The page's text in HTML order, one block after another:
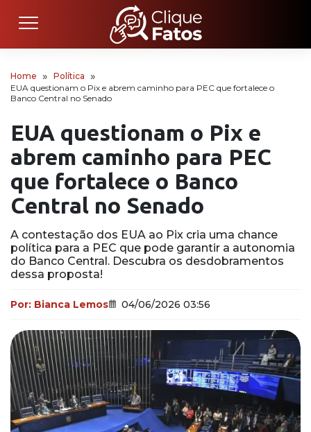
Home
Política
EUA questionam o Pix e abrem caminho para PEC que fortalece o
Banco Central no Senado
EUA questionam o Pix e
abrem caminho para PEC
que fortalece o Banco
Central no Senado
A contestação dos EUA ao Pix cria uma chance
política para a PEC que pode garantir a autonomia
do Banco Central. Descubra os desdobramentos
dessa proposta!
Por: Bianca Lemos 04/06/2026 03:56